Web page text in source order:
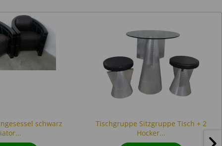
schwarz
Tischgruppe Sitzgruppe Tisch + 2
Hocker...